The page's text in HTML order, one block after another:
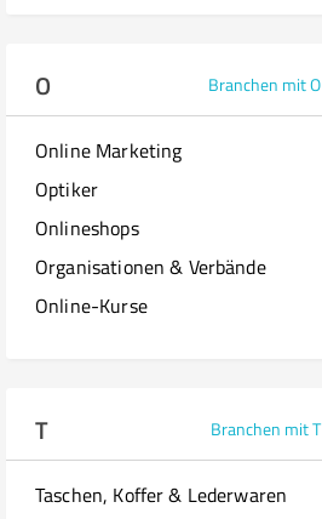
O Branchen mit O
Online Marketing
Optiker
Onlineshops
Organisationen & Verbände
Online-Kurse
T Branchen mit T
Taschen, Koffer & Lederwaren